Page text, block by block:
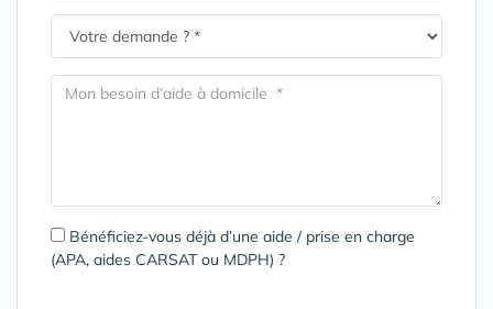
Bénéficiez-vous déjà d’une aide / prise en charge
(APA, aides CARSAT ou MDPH) ?